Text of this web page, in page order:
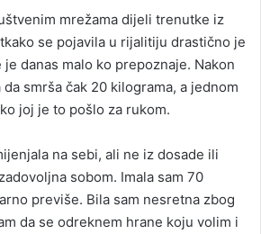
mrežama dijeli trenutke iz
se pojavila u rijalitiju drastično je
danas malo ko prepoznaje. Nakon
da smrša čak 20 kilograma, a jednom
joj je to pošlo za rukom.
na sebi, ali ne iz dosade ili
sobom. Imala sam 70
previše. Bila sam nesretna zbog
da se odreknem hrane koju volim i